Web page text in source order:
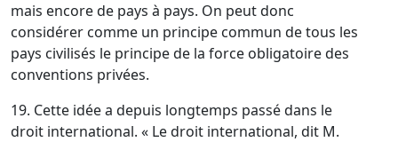
mais encore de pays à pays. On peut donc
considérer comme un principe commun de tous les
pays civilisés le principe de la force obligatoire des
conventions privées.
19. Cette idée a depuis longtemps passé dans le
droit international. « Le droit international, dit M.